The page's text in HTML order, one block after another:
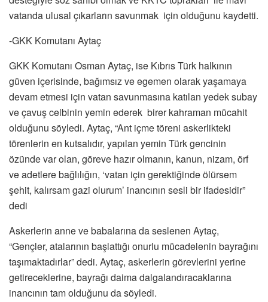
vatanda ulusal çıkarların savunmak için olduğunu kaydetti.
-GKK Komutanı Aytaç
GKK Komutanı Osman Aytaç, ise Kıbrıs Türk halkının
güven içerisinde, bağımsız ve egemen olarak yaşamaya
devam etmesi için vatan savunmasına katılan yedek subay
ve çavuş celbinin yemin ederek birer kahraman mücahit
olduğunu söyledi. Aytaç, “Ant içme töreni askerlikteki
törenlerin en kutsalıdır, yapılan yemin Türk gencinin
özünde var olan, göreve hazır olmanın, kanun, nizam, örf
ve adetlere bağlılığın, ‘vatan için gerektiğinde ölürsem
şehit, kalırsam gazi olurum’ inancının sesli bir ifadesidir”
dedi
Askerlerin anne ve babalarına da seslenen Aytaç,
“Gençler, atalarının başlattığı onurlu mücadelenin bayrağını
taşımaktadırlar” dedi. Aytaç, askerlerin görevlerini yerine
getireceklerine, bayrağı daima dalgalandıracaklarına
inancının tam olduğunu da söyledi.